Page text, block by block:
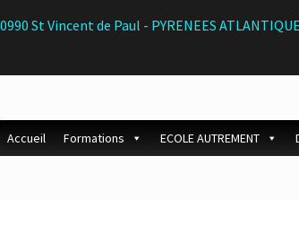
St Vincent de Paul - PYRENEES
Accueil Formations ECOLE AUTREMENT